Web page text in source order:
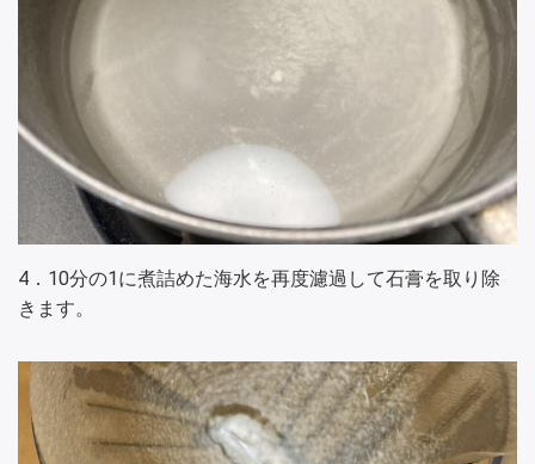
4．10分の1に煮詰めた海水を再度濾過して石膏を取り除
きます。